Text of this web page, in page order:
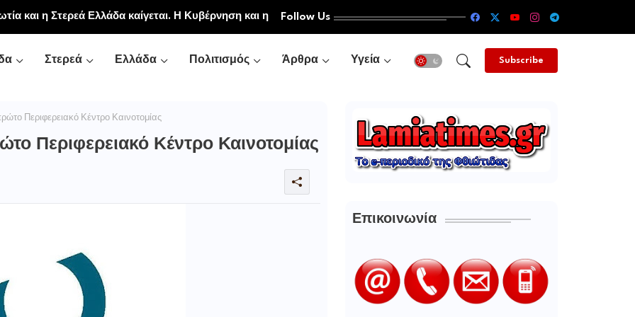
και η Στερεά Ελλάδα καίγεται. Η Κυβέρνηση και η
και Κοινοβιακή Μονή Μεταμορφώσεως του Follow Us
Στερεά Ελλάδα Πολιτισμός Άρθρα Υγεία Subscribe
Περιφερειακό Κέντρο Καινοτομίας
Περιφερειακό Κέντρο Καινοτομίας
Επικοινωνία